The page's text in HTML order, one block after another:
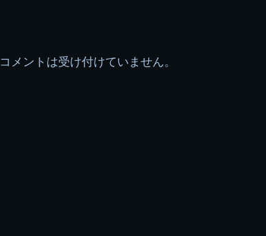
ー
コメントは受け付けていません。